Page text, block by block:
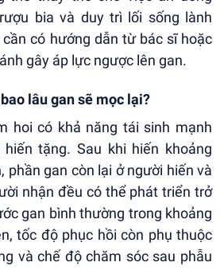
bia và duy trì lối sống lành
có hướng dẫn từ bác sĩ hoặc
gây áp lực ngược lên gan.
lâu gan sẽ mọc lại?
hoi có khả năng tái sinh mạnh
tặng. Sau khi hiến khoảng
phần gan còn lại ở người hiến và
nhận đều có thể phát triển trở
gan bình thường trong khoảng
tốc độ phục hồi còn phụ thuộc
và chế độ chăm sóc sau phẫu